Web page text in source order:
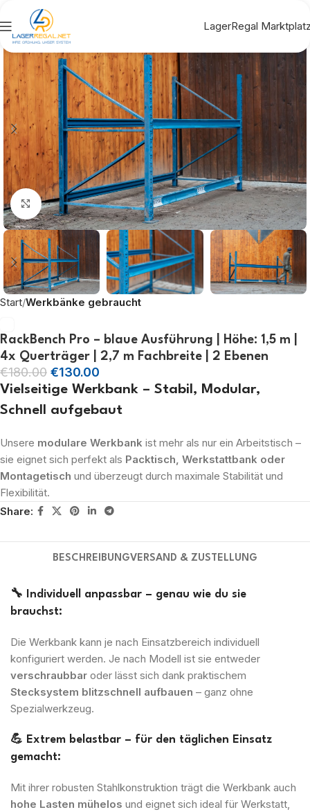
LagerRegal
Click to enlarge
Start Werkbänke gebraucht
RackBench Pro – blaue Ausführung | Höhe: 1,5 m |
4x Querträger | 2,7 m Fachbreite | 2 Ebenen
€180.00 €130.00
Vielseitige Werkbank – Stabil, Modular,
Schnell aufgebaut
Unsere modulare Werkbank ist mehr als nur ein Arbeitstisch –
sie eignet sich perfekt als Packtisch, Werkstattbank oder
Montagetisch und überzeugt durch maximale Stabilität und
Flexibilität.
Share:
BESCHREIBUNGVERSAND & ZUSTELLUNG
🔧
Individuell anpassbar – genau wie du sie
brauchst:
Die Werkbank kann je nach Einsatzbereich individuell
konfiguriert werden. Je nach Modell ist sie entweder
verschraubbar oder lässt sich dank praktischem
Stecksystem blitzschnell aufbauen – ganz ohne
Spezialwerkzeug.
💪 Extrem belastbar – für den täglichen Einsatz
gemacht:
Mit ihrer robusten Stahlkonstruktion trägt die Werkbank auch
hohe Lasten mühelos und eignet sich ideal für Werkstatt,